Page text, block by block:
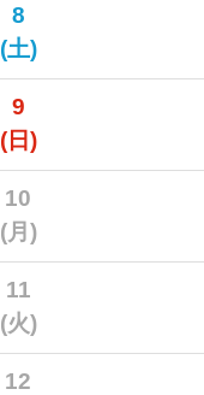
8
(土)
9
(日)
10
(月)
11
(火)
12